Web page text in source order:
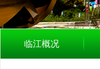
临江概况